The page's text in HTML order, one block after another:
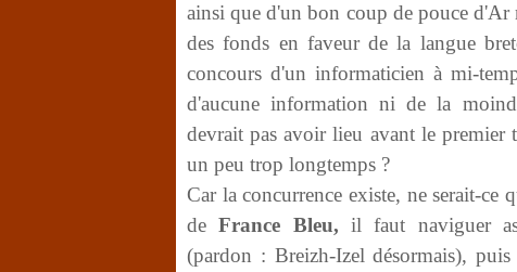
ainsi que d'un bon coup de pouce d'Ar
des fonds en faveur de la langue
concours d'un informaticien à mi-
d'aucune information ni de la
devrait pas avoir lieu avant le premier
un peu trop longtemps ?
Car la concurrence existe, ne serait-
deFrance Bleu, il faut naviguer
(pardon : Breizh-Izel désormais),